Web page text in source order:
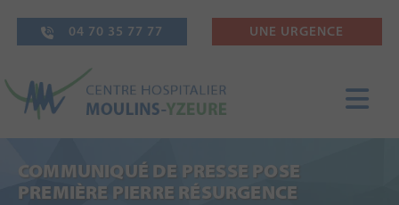
04 70 35 77 77 UNE URGENCE
COMMUNIQUÉ DE PRESSE POSE
PREMIÈRE PIERRE RÉSURGENCE